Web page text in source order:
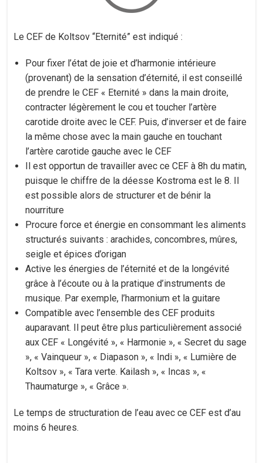
Le CEF de Koltsov “Eternité” est indiqué :
Pour fixer l’état de joie et d’harmonie intérieure
(provenant) de la sensation d’éternité, il est conseillé
de prendre le CEF « Eternité » dans la main droite,
contracter légèrement le cou et toucher l’artère
carotide droite avec le CEF. Puis, d’inverser et de faire
la même chose avec la main gauche en touchant
l’artère carotide gauche avec le CEF
Il est opportun de travailler avec ce CEF à 8h du matin,
puisque le chiffre de la déesse Kostroma est le 8. Il
est possible alors de structurer et de bénir la
nourriture
Procure force et énergie en consommant les aliments
structurés suivants : arachides, concombres, mûres,
seigle et épices d’origan
Active les énergies de l’éternité et de la longévité
grâce à l’écoute ou à la pratique d’instruments de
musique. Par exemple, l’harmonium et la guitare
Compatible avec l’ensemble des CEF produits
auparavant. Il peut être plus particulièrement associé
aux CEF « Longévité », « Harmonie », « Secret du sage
», « Vainqueur », « Diapason », « Indi », « Lumière de
Koltsov », « Tara verte. Kailash », « Incas », «
Thaumaturge », « Grâce ».
Le temps de structuration de l’eau avec ce CEF est d’au
moins 6 heures.